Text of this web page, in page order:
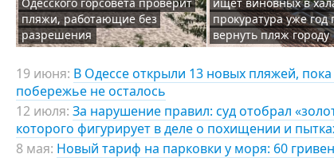
пляжи, работающие без
разрешения
прокуратура уже год
вернуть пляж городу
19 июня: В Одессе открыли 13 новых пляжей,
побережье не осталось
12 июля: За нарушение правил: суд отобрал
которого фигурирует в деле о похищении и
8 мая: Новый тариф на парковки у моря: 60